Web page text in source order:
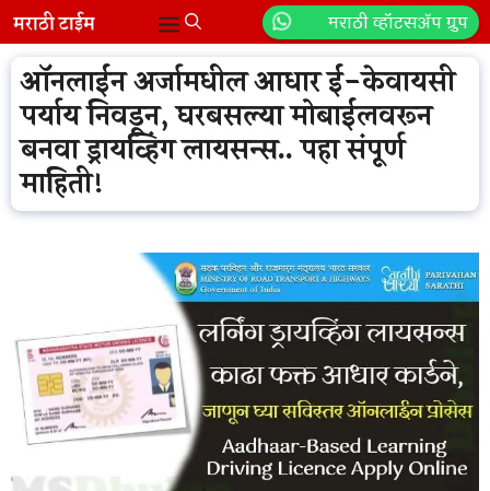
Skip
to
content
मराठी व्हॉटसॲप ग्रुप
Menu
ऑनलाईन अर्जामधील आधार ई-केवायसी
पर्याय निवडून, घरबसल्या मोबाईलवरून
बनवा ड्रायव्हिंग लायसन्स.. पहा संपूर्ण
माहिती!